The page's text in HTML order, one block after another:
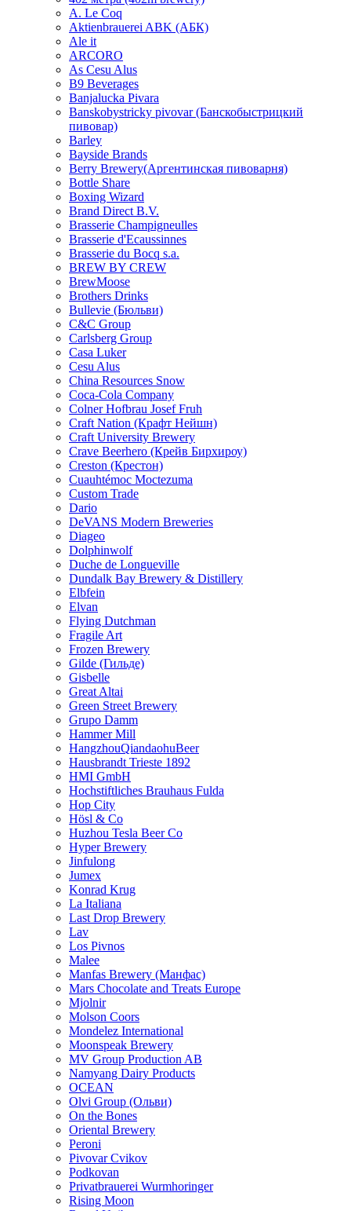
A. Le Coq
Aktienbrauerei ABK (АБК)
Ale it
ARCORO
As Cesu Alus
B9 Beverages
Banjalucka Pivara
Banskobystricky pivovar (Банскобыстрицкий
пивовар)
Barley
Bayside Brands
Berry Brewery(Аргентинская пивоварня)
Bottle Share
Boxing Wizard
Brand Direct B.V.
Brasserie Champigneulles
Brasserie d'Ecaussinnes
Brasserie du Bocq s.a.
BREW BY CREW
BrewMoose
Brothers Drinks
Bullevie (Бюльви)
C&C Group
Carlsberg Group
Casa Luker
Cesu Alus
China Resources Snow
Coca-Cola Company
Colner Hofbrau Josef Fruh
Craft Nation (Крафт Нейшн)
Craft University Brewery
Crave Beerhero (Крейв Бирхироу)
Creston (Крестон)
Cuauhtémoc Moctezuma
Custom Trade
Dario
DeVANS Modern Breweries
Diageo
Dolphinwolf
Duche de Longueville
Dundalk Bay Brewery & Distillery
Elbfein
Elvan
Flying Dutchman
Fragile Art
Frozen Brewery
Gilde (Гильде)
Gisbelle
Great Altai
Green Street Brewery
Grupo Damm
Hammer Mill
HangzhouQiandaohuBeer
Hausbrandt Trieste 1892
HMI GmbH
Hochstiftliches Brauhaus Fulda
Hop City
Hösl & Co
Huzhou Tesla Beer Co
Hyper Brewery
Jinfulong
Jumex
Konrad Krug
La Italiana
Last Drop Brewery
Lav
Los Pivnos
Malee
Manfas Brewery (Манфас)
Mars Chocolate and Treats Europe
Mjolnir
Molson Coors
Mondelez International
Moonspeak Brewery
MV Group Production AB
Namyang Dairy Products
OCEAN
Olvi Group (Ольви)
On the Bones
Oriental Brewery
Peroni
Pivovar Cvikov
Podkovan
Privatbrauerei Wurmhoringer
Rising Moon